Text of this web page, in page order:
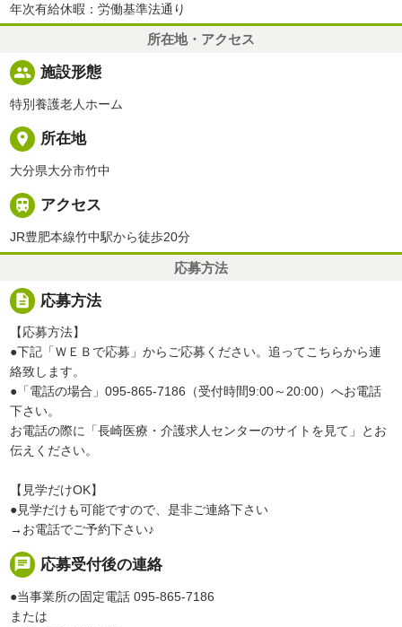
年次有給休暇：労働基準法通り
所在地・アクセス
people 施設形態
特別養護老人ホーム
place 所在地
大分県大分市竹中
 アクセス
JR豊肥本線竹中駅から徒歩20分
応募方法
description 応募方法
【応募方法】
●下記「ＷＥＢで応募」からご応募ください。追ってこちらから連
絡致します。
●「電話の場合」095-865-7186（受付時間9:00～20:00）へお電話
下さい。
お電話の際に「長崎医療・介護求人センターのサイトを見て」とお
伝えください。
【見学だけOK】
●見学だけも可能ですので、是非ご連絡下さい
→お電話でご予約下さい♪
chat 応募受付後の連絡
●当事業所の固定電話 095-865-7186
または